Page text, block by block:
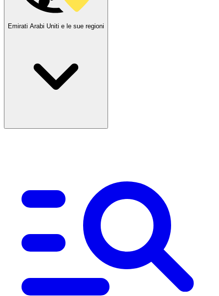
Emirati Arabi Uniti e le sue regioni